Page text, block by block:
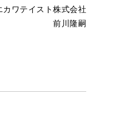
カワテイスト株式会社
前川隆嗣